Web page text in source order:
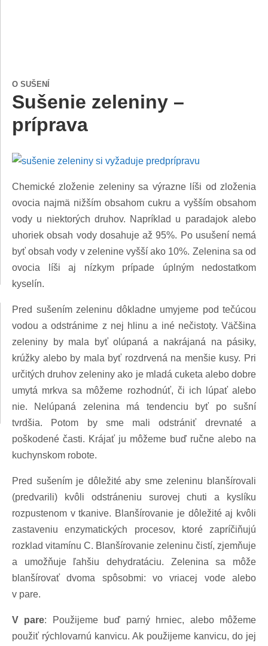
O SUŠENÍ
Sušenie zeleniny –
príprava
Chemické zloženie zeleniny sa výrazne líši od zloženia
ovocia najmä nižším obsahom cukru a vyšším obsahom
vody u niektorých druhov. Napríklad u paradajok alebo
uhoriek obsah vody dosahuje až 95%. Po usušení nemá
byť obsah vody v zelenine vyšší ako 10%. Zelenina sa od
ovocia líši aj nízkym prípade úplným nedostatkom
kyselín.
Pred sušením zeleninu dôkladne umyjeme pod tečúcou
vodou a odstránime z nej hlinu a iné nečistoty. Väčšina
zeleniny by mala byť olúpaná a nakrájaná na pásiky,
krúžky alebo by mala byť rozdrvená na menšie kusy. Pri
určitých druhov zeleniny ako je mladá cuketa alebo dobre
umytá mrkva sa môžeme rozhodnúť, či ich lúpať alebo
nie. Nelúpaná zelenina má tendenciu byť po sušní
tvrdšia. Potom by sme mali odstrániť drevnaté a
poškodené časti. Krájať ju môžeme buď ručne alebo na
kuchynskom robote.
Pred sušením je dôležité aby sme zeleninu blanšírovali
(predvarili) kvôli odstráneniu surovej chuti a kyslíku
rozpustenom v tkanive. Blanšírovanie je dôležité aj kvôli
zastaveniu enzymatických procesov, ktoré zapríčiňujú
rozklad vitamínu C. Blanšírovanie zeleninu čistí, zjemňuje
a umožňuje ľahšiu dehydratáciu. Zelenina sa môže
blanšírovať dvoma spôsobmi: vo vriacej vode alebo
v pare.
V pare: Použijeme buď parný hrniec, alebo môžeme
použiť rýchlovarnú kanvicu. Ak použijeme kanvicu, do jej